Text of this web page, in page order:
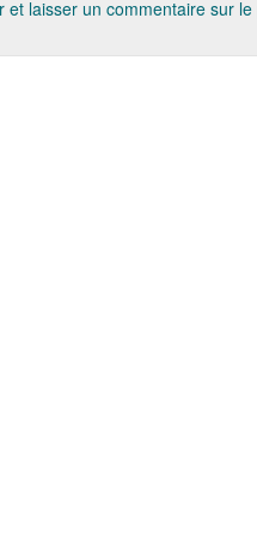
et laisser un commentaire sur